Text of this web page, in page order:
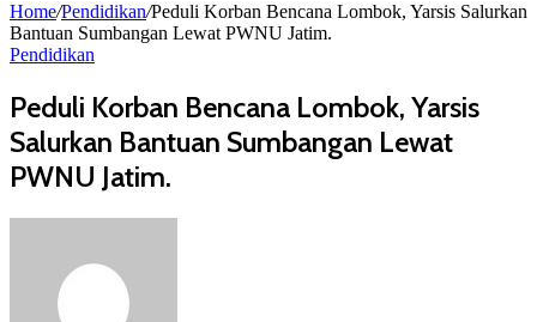
Home/Pendidikan/Peduli Korban Bencana Lombok, Yarsis Salurkan
Bantuan Sumbangan Lewat PWNU Jatim.
Pendidikan
Peduli Korban Bencana Lombok, Yarsis
Salurkan Bantuan Sumbangan Lewat
PWNU Jatim.